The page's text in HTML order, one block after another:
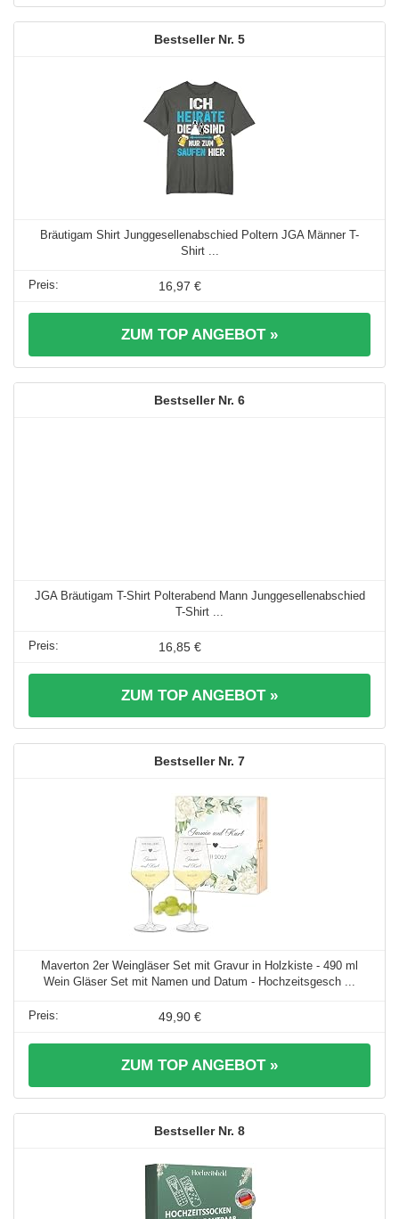
5
Bräutigam Shirt Junggesellenabschied Poltern JGA Männer T-
16,97 €
ZUM TOP ANGEBOT »
6
JGA Bräutigam T-Shirt Polterabend Mann Junggesellenabschied
16,85 €
ZUM TOP ANGEBOT »
7
Maverton 2er Weingläser Set mit Gravur in Holzkiste - 490 ml
Wein Gläser Set mit Namen und Datum - Hochzeitsgesch ...
49,90 €
ZUM TOP ANGEBOT »
8